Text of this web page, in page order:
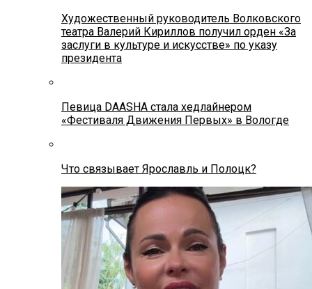
Художественный руководитель Волковского
театра Валерий Кириллов получил орден «За
заслуги в культуре и искусстве» по указу
президента
Певица DAASHA стала хедлайнером
«Фестиваля Движения Первых» в Вологде
Что связывает Ярославль и Полоцк?